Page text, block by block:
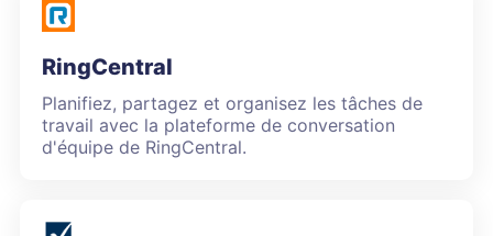
RingCentral
Planifiez, partagez et organisez les tâches de
travail avec la plateforme de conversation
d'équipe de RingCentral.